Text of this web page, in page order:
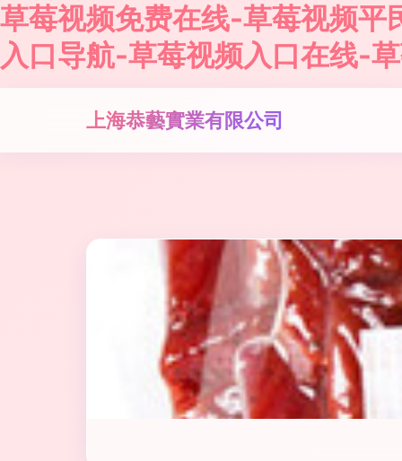
草莓视频免费在线-草莓视频
入口导航-草莓视频入口在线-
上海恭藝實業有限公司